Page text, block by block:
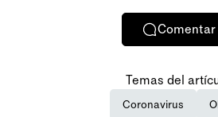
Comentar
Temas del
Coronavirus